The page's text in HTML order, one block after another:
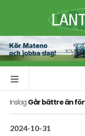
Inslag Går bättre än
2024-10-31